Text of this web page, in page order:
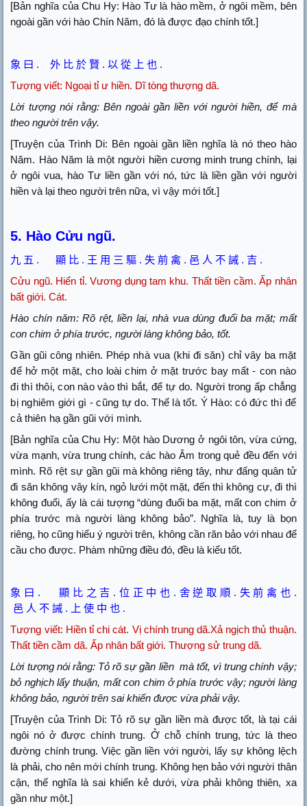
[Bản nghĩa của Chu Hy: Hào Tư là hào mềm, ở ngôi mềm, bên
ngoài gần với hào Chín Năm, đó là được đạo chính tốt.]
象 曰 .外 比 於 賢 .以 從 上 也 .
Tượng viết: Ngoại tỉ ư hiền. Dĩ tòng thượng dã.
Lời tượng nói rằng: Bên ngoài gần liền với người hiền, để mà
theo người trên vậy.
[Truyện của Trình Di: Bên ngoài gần liền nghĩa là nó theo hào
Năm. Hào Năm là một người hiền cương minh trung chính, lại
ở ngôi vua, hào Tư liền gần với nó, tức là liền gần với người
hiền và lại theo người trên nữa, vì vậy mới tốt.]
5. Hào Cửu ngũ.
九 五 .顯 比 . 王 用 三 驅 .失 前 禽 . 邑 人 不 誡 . 吉 .
Cửu ngũ. Hiển tỉ. Vương dụng tam khu. Thất tiền cầm. Ấp nhân
bất giới. Cát.
Hào chín năm: Rõ rệt, liền lại, nhà vua dùng đuổi ba mặt; mất
con chim ở phía trước, người làng không bảo, tốt.
Gần gũi công nhiên. Phép nhà vua (khi đi săn) chỉ vây ba mặt
để hở một mặt, cho loài chim ở mặt trước bay mất - con nào
đi thì thôi, con nào vào thì bắt, để tự do. Người trong ấp chẳng
bị nghiêm giới gì - cũng tự do. Thế là tốt. Ý Hào: có đức thì để
cả thiên hạ gần gũi với mình.
[Bản nghĩa của Chu Hy: Một hào Dương ở ngôi tôn, vừa cứng,
vừa mạnh, vừa trung chính, các hào Âm trong quẻ đều đến với
mình. Rõ rệt sự gần gũi mà không riêng tây, như đấng quân tử
đi săn không vây kín, ngỏ lưới một mặt, đến thì không cự, đi thì
không đuổi, ấy là cái tượng “dùng đuổi ba mặt, mất con chim ở
phía trước mà người làng không bảo”. Nghĩa là, tuy là bọn
riêng, họ cũng hiểu ý người trên, không cần răn bảo với nhau để
cầu cho được. Phàm những điều đó, đều là kiểu tốt.
象 曰 . 顯 比 之 吉 . 位 正 中 也 . 舍 逆 取 順 . 失 前 禽 也 .
邑 人 不 誡 . 上 使 中 也 .
Tượng viết: Hiền tỉ chi cát. Vị chính trung dã.Xả ngịch thủ thuận.
Thất tiền cầm dã. Ấp nhân bất giới. Thượng sử trung dã.
Lời tượng nói rằng: Tỏ rõ sự gần liền mà tốt, vì trung chính vậy;
bỏ nghịch lấy thuận, mất con chim ở phía trước vậy; người làng
không bảo, người trên sai khiến được vừa phải vậy.
[Truyện của Trình Di: Tỏ rõ sự gần liền mà được tốt, là tại cái
ngôi nó ở được chính trung. Ở chỗ chính trung, tức là theo
đường chính trung. Việc gần liền với người, lấy sự không lệch
là phải, cho nên mới chính trung. Không hẹn bảo với người thân
cận, thế nghĩa là sai khiến kẻ dưới, vừa phải không thiên, xa
gần như một.]